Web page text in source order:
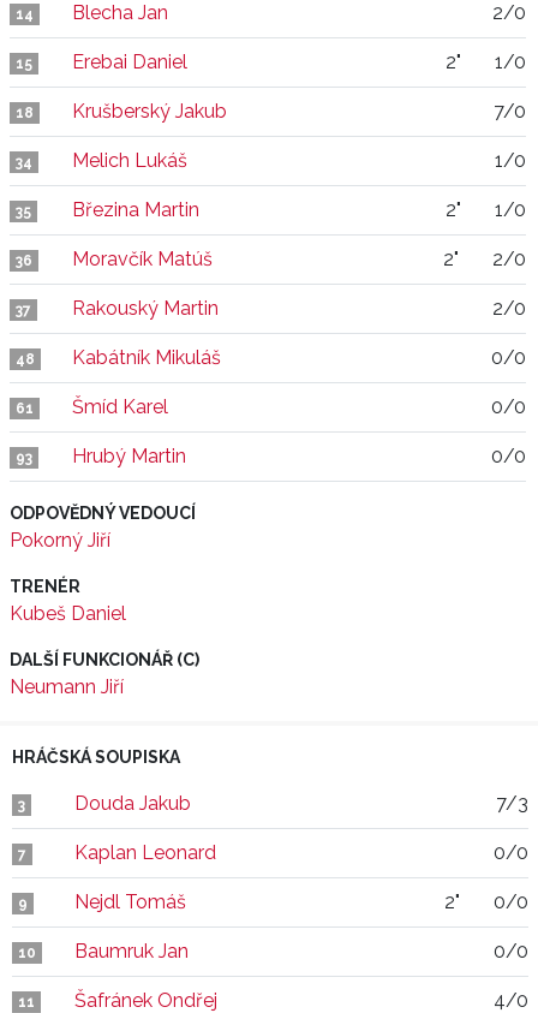
14 Blecha Jan 2/0
15 Erebai Daniel 2" 1/0
18 Krušberský Jakub 7/0
34 Melich Lukáš 1/0
35 Březina Martin 2" 1/0
36 Moravčík Matúš 2" 2/0
37 Rakouský Martin 2/0
48 Kabátník Mikuláš 0/0
61 Šmíd Karel 0/0
93 Hrubý Martin 0/0
ODPOVĚDNÝ VEDOUCÍ
Pokorný Jiří
TRENÉR
Kubeš Daniel
DALŠÍ FUNKCIONÁŘ (C)
Neumann Jiří
HRÁČSKÁ SOUPISKA
3 Douda Jakub 7/3
7 Kaplan Leonard 0/0
9 Nejdl Tomáš 2" 0/0
10 Baumruk Jan 0/0
11 Šafránek Ondřej 4/0